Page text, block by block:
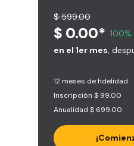
$ 599.00
$ 0.00* 100%
en el 1er mes ,
12 meses de fidelidad
Inscripción $ 99.00
Anualidad $ 699.00